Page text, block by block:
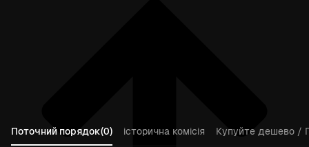
Поточний порядок(0) історична комісія
Купуйте дешево /